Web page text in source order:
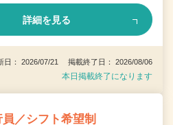
詳細を見る
日： 2026/07/21 掲載終了日： 2026/08/06
本日掲載終了になります
／シフト希望制